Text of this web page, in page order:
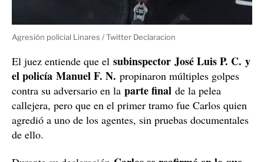
Agresión policial Linares / Twitter Declaracion
El juez entiende que el subinspector José Luis P. C. y
el policía Manuel F. N. propinaron múltiples golpes
contra su adversario en la parte final de la pelea
callejera, pero que en el primer tramo fue Carlos quien
agredió a uno de los agentes, sin pruebas documentales
de ello.